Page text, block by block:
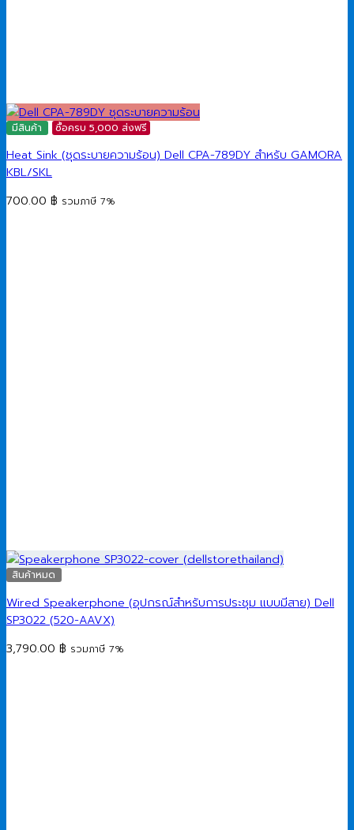
มีสินค้า ซื้อครบ 5,000 ส่งฟรี
Heat Sink (ชุดระบายความร้อน) Dell CPA-789DY สำหรับ GAMORA
KBL/SKL
700.00 ฿ รวมภาษี 7%
สินค้าหมด
Wired Speakerphone (อุปกรณ์สำหรับการประชุม แบบมีสาย) Dell
SP3022 (520-AAVX)
3,790.00 ฿ รวมภาษี 7%